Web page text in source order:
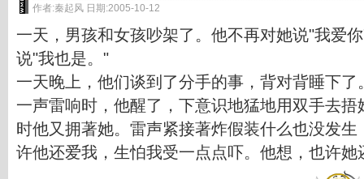
作者:秦起风 日期:2005-10-12
一天，男孩和女孩吵架了。他不再对她说"我爱
说"我也是。"
一天晚上，他们谈到了分手的事，背对背睡下
一声雷响时，他醒了，下意识地猛地用双手去
时他又拥著她。雷声紧接著炸假装什么也没发
许他还爱我，生怕我受一点点吓。他想，也许